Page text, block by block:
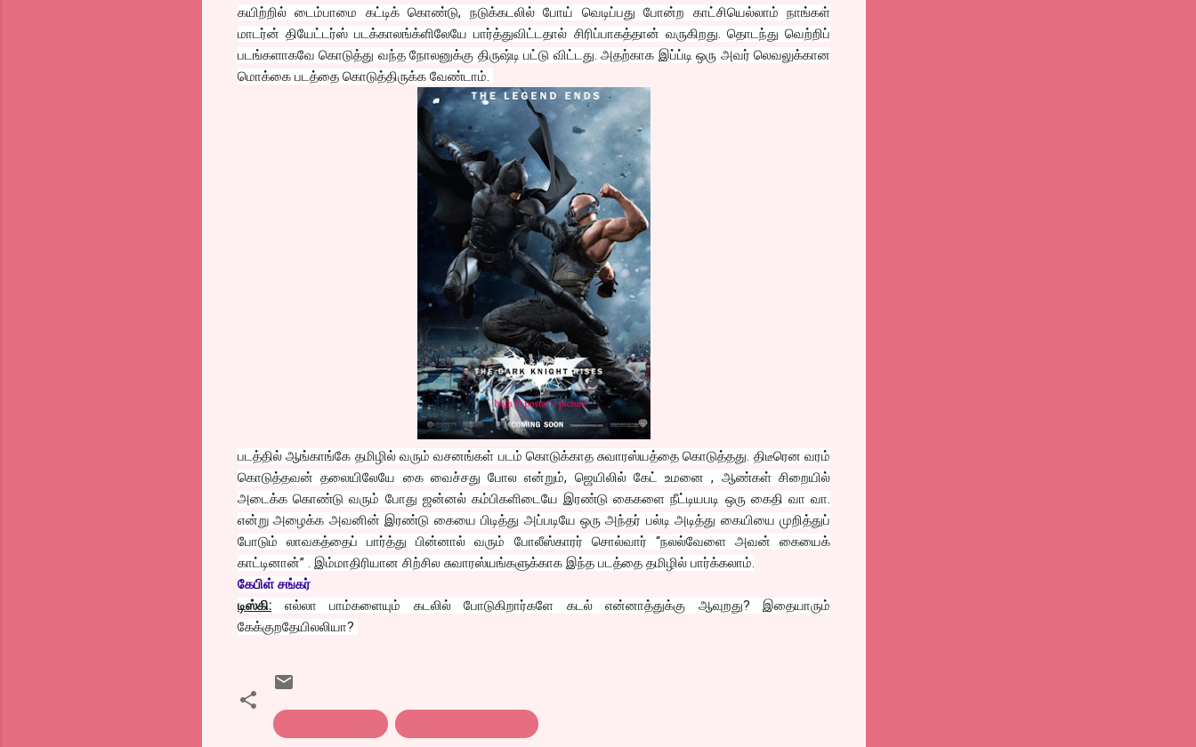
கயிற்றில் டைம்பாமை கட்டிக் கொண்டு, நடுக்கடலில் போய் வெடிப்பது போன்ற காட்சியெல்லாம் நாங்கள்
மாடர்ன் தியேட்டர்ஸ் படக்காலங்க்ளிலேயே பார்த்துவிட்டதால் சிரிப்பாகத்தான் வருகிறது. தொடந்து வெற்றிப்
படங்களாகவே கொடுத்து வந்த நோலனுக்கு திருஷ்டி பட்டு விட்டது. அதற்காக இப்ப்டி ஒரு அவர் லெவலுக்கான
மொக்கை படத்தை கொடுத்திருக்க வேண்டாம்.
படத்தில் ஆங்காங்கே தமிழில் வரும் வசனங்கள் படம் கொடுக்காத சுவாரஸ்யத்தை கொடுத்தது. திடீரென வரம்
கொடுத்தவன் தலையிலேயே கை வைச்சது போல என்றும், ஜெயிலில் கேட் உமனை , ஆண்கள் சிறையில்
அடைக்க கொண்டு வரும் போது ஜன்னல் கம்பிகளிடையே இரண்டு கைகளை நீட்டியபடி ஒரு கைதி வா வா.
என்று அழைக்க அவனின் இரண்டு கையை பிடித்து அப்படியே ஒரு அந்தர் பல்டி அடித்து கையியை முறித்துப்
போடும் லாவகத்தைப் பார்த்து பின்னால் வரும் போலீஸ்காரர் சொல்வார் “நலல்வேளை அவன் கையைக்
காட்டினான்” . இம்மாதிரியான சிற்சில சுவாரஸ்யங்களுக்காக இந்த படத்தை தமிழில் பார்க்கலாம்.
கேபிள் சங்கர்
டிஸ்கி: எல்லா பாம்களையும் கடலில் போடுகிறார்களே கடல் என்னாத்துக்கு ஆவுறது? இதையாரும்
கேக்குறதேயிலலியா?